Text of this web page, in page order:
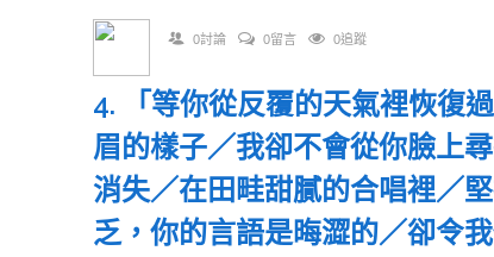
0討論 0留言 0追蹤
4. 「等你從反覆的天氣裡恢復
眉的樣子／我卻不會從你臉上
消失／在田畦甜膩的合唱裡／
乏，你的言語是晦澀的／卻令